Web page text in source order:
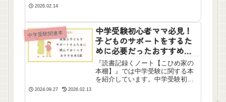
なってくれるはずです。
2026.02.14
中学受験関連本
中学受験初心者ママ必見！
子どものサポートをするた
めに必要だったおすすめ本5
選
『読書記録くノート【こひめ家の
本棚】』では中学受験に関する本
を紹介しています。中学受験初心
2024.09.27 2026.02.13